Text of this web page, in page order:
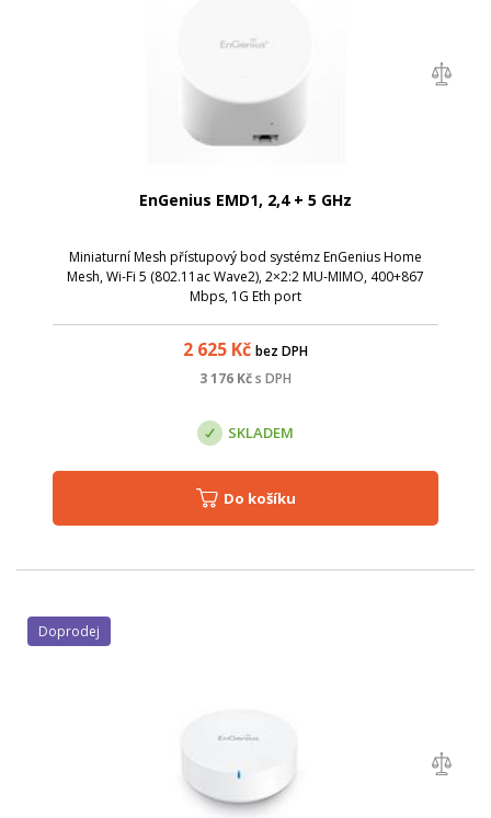
EnGenius EMD1, 2,4 + 5 GHz
Miniaturní Mesh přístupový bod systémz EnGenius Home
Mesh, Wi-Fi 5 (802.11ac Wave2), 2×2:2 MU-MIMO, 400+867
Mbps, 1G Eth port
2 625 Kč bez DPH
3 176 Kčs DPH
SKLADEM
Do košíku
Doprodej